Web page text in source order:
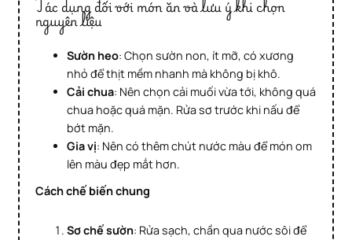
Tác dụng đối với món ăn và lưu ý khi chọn
nguyên liệu
Sườn heo: Chọn sườn non, ít mỡ, có xương
nhỏ để thịt mềm nhanh mà không bị khô.
Cải chua: Nên chọn cải muối vừa tới, không quá
chua hoặc quá mặn. Rửa sơ trước khi nấu để
bớt mặn.
Gia vị: Nên có thêm chút nước màu để món om
lên màu đẹp mắt hơn.
Cách chế biến chung
Sơ chế sườn: Rửa sạch, chần qua nước sôi để